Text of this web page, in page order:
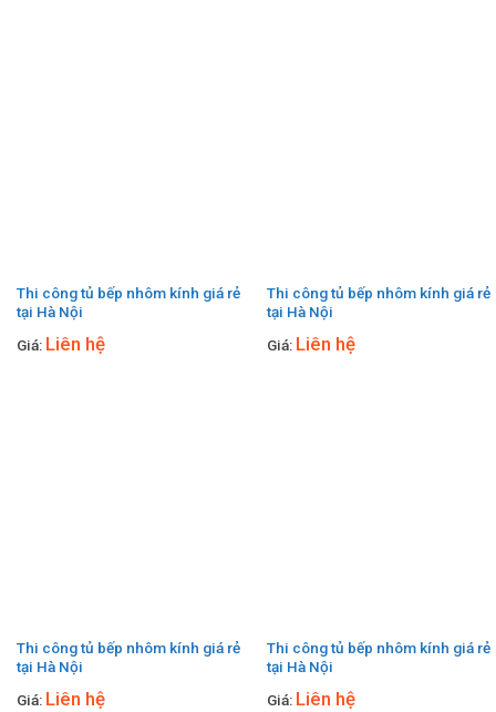
Thi công tủ bếp nhôm kính giá rẻ
tại Hà Nội
Giá: Liên hệ
Thi công tủ bếp nhôm kính giá rẻ
tại Hà Nội
Giá: Liên hệ
Thi công tủ bếp nhôm kính giá rẻ
tại Hà Nội
Giá: Liên hệ
Thi công tủ bếp nhôm kính giá rẻ
tại Hà Nội
Giá: Liên hệ